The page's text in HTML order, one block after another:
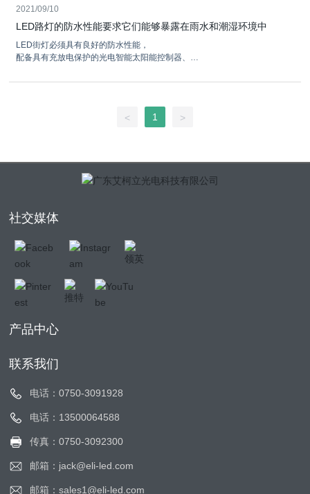
2021/09/10
LED路灯的防水性能要求它们能够暴露在雨水和潮湿环境中
LED街灯必须具有良好的防水性能，
配备具有充放电保护的光电智能太阳能控制器、
< 1 >
社交媒体
产品中心
联系我们
电话：0750-3091928
电话：13500064588
传真：0750-3092300
邮箱：jack@eli-led.com
邮箱：sales1@eli-led.com